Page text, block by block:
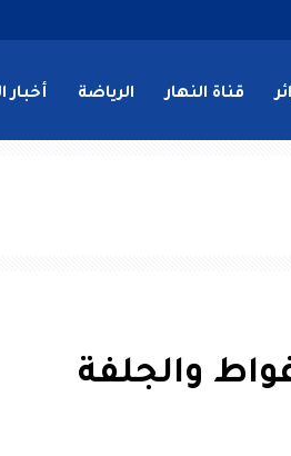
قناة النهار الرياضة أخبار